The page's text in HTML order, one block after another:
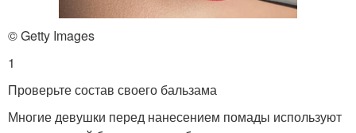
© Getty Images
1
Проверьте состав своего бальзама
Многие девушки перед нанесением помады используют